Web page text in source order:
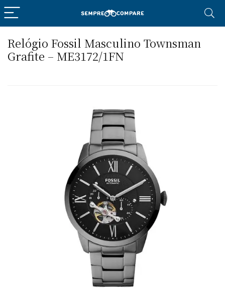
Relógio Fossil Masculino Townsman
Grafite – ME3172/1FN